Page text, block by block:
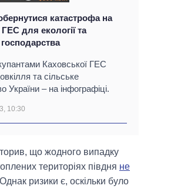
катастрофа на
для екології та
Каховської ГЕС
та сільське
України – на інфографіці.
10:30
що жодного випадку
територіях півдня не
Однак ризики є, оскільки було